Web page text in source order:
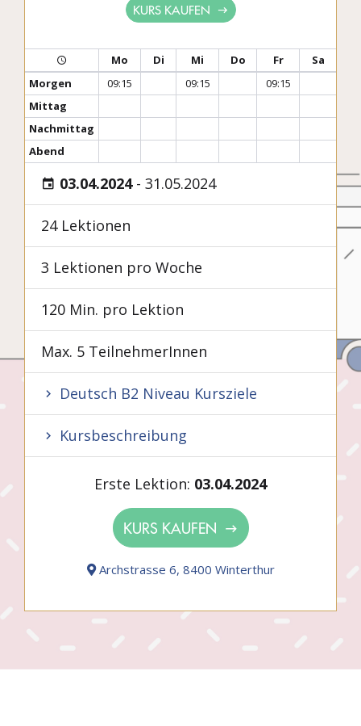
KURS KAUFEN
Mo Di Mi Do Fr
Sa
Morgen
09:15 09:15
09:15
Mittag
Nachmittag
Abend
03.04.2024- 31.05.2024
24 Lektionen
3 Lektionen pro Woche
120 Min. pro Lektion
Max. 5 TeilnehmerInnen
Deutsch B2 Niveau Kursziele
Kursbeschreibung
Erste Lektion: 03.04.2024
KURS KAUFEN
Archstrasse 6, 8400 Winterthur